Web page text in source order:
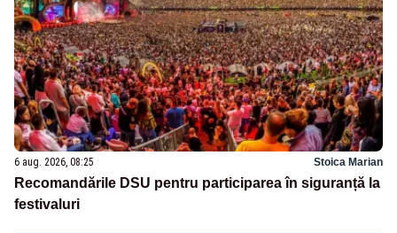
6 aug. 2026, 08:25 Stoica Marian
Recomandările DSU pentru participarea în siguranță la
festivaluri